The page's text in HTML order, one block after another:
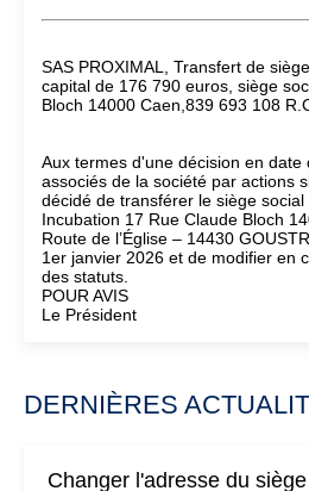
SAS PROXIMAL, Transfert de
capital de 176 790 euros, siège
Bloch 14000 Caen,839 693 108
Aux termes d'une décision en date
associés de la société par actions
décidé de transférer le siège
Incubation 17 Rue Claude Bloch
Route de l’Église – 14430
1er janvier 2026 et de modifier en
des statuts.
POUR AVIS
Le Président
DERNIÈRES
Changer l'adresse du